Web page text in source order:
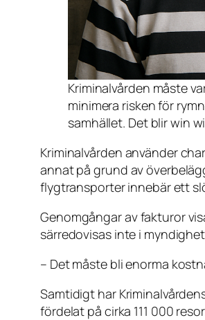
Kriminalvården måste
minimera risken för
samhället. Det blir win
Kriminalvården använder
annat på grund av
flygtransporter innebär ett
Genomgångar av fakturor
särredovisas inte i
– Det måste bli enorma
Samtidigt har
fördelat på cirka 111 000